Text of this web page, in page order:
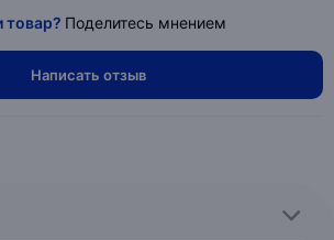
товар? Поделитесь мнением
Написать отзыв